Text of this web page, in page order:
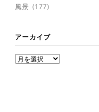
風景 (177)
アーカイブ
アーカイブ